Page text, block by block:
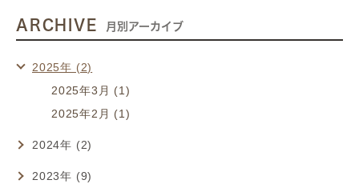
ARCHIVE 月別アーカイブ
2025年 (2)
2025年3月 (1)
2025年2月 (1)
2024年 (2)
2023年 (9)